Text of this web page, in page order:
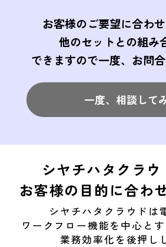
お客様のご要望に合わ
他のセットとの組み
できますので一度、お問合
一度、相談して
シヤチハタクラウ
お客様の目的に合わ
シヤチハタクラウドは
ワークフロー機能を中心と
業務効率化を後押し